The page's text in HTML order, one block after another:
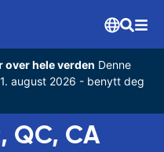
over hele verden Denne
august 2026 - benytt deg
QC, CA